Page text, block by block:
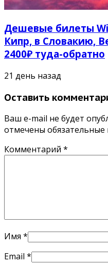
Дешевые билеты
Кипр, в Словакию,
2400₽ туда-обратно
21 день назад
Оставить
Ваш e-mail не будет
отмечены обязательные
Комментарий *
Имя *
Email *